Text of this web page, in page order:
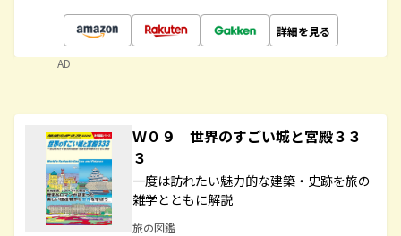
詳細を見る
AD
Ｗ０９ 世界のすごい城と宮殿３３
３
一度は訪れたい魅力的な建築・史跡を旅の
雑学とともに解説
旅の図鑑